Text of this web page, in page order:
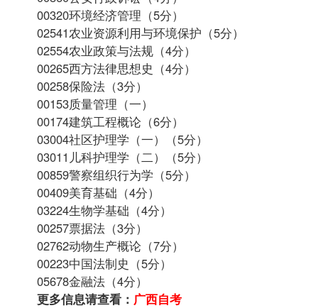
00320环境经济管理（5分）
02541农业资源利用与环境保护（5分）
02554农业政策与法规（4分）
00265西方法律思想史 （4分）
00258保险法（3分）
00153质量管理（一）
00174建筑工程概论（6分）
03004社区护理学（一）（5分）
03011 儿科护理学（二）
（5分）
00859警察组织行为学（5分）
00409美育基础（4分）
03224生物学基础（4分）
00257票据法（3分）
02762动物生产概论（7分）
00223中国法制史（5分）
05678金融法（4分）
更多信息请查看： 广西自考